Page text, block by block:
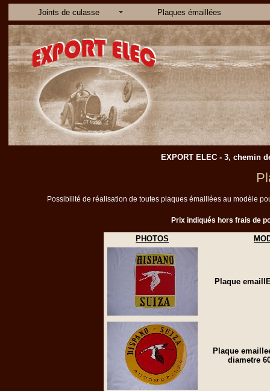
Joints de culasse Plaques émaillées
EXPORT ELEC - 3, chemin
Possibilité de réalisation de toutes plaques émaillées au modèle
Prix indiqués hors frais de
PHOTOS
Plaque
Plaque
diametre